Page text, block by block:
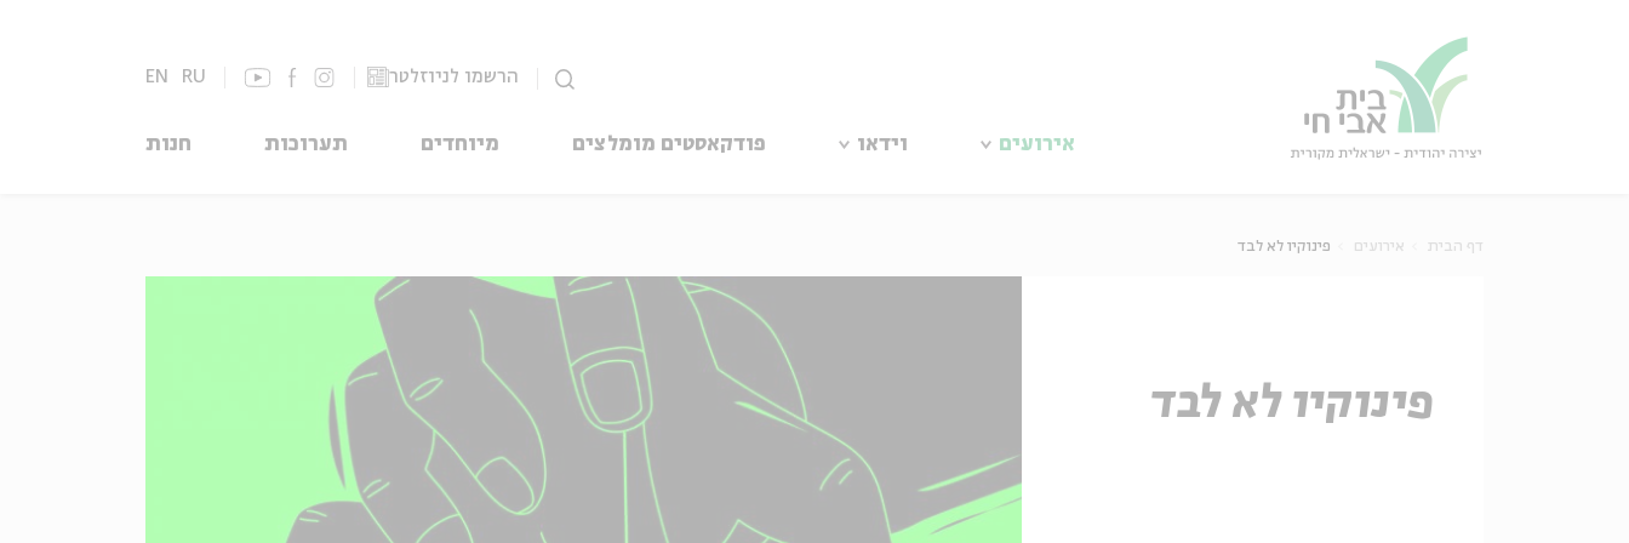
הרשמו לניוזלטר EN RU
אירועים וידאו פודקאסטים מומלצים מיוחדים תערוכות חנות
דף הבית אירועים פינוקיו לא לבד
פינוקיו לא לבד